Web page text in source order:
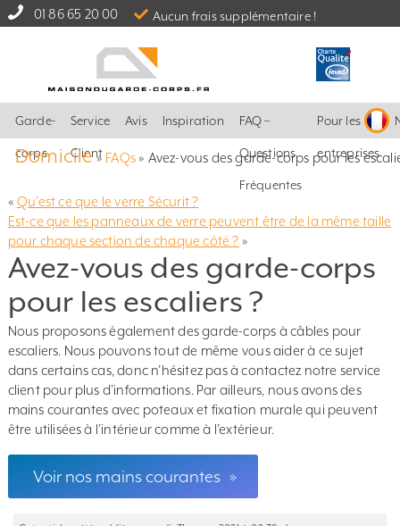
01 86 65 20 00 Aucun frais supplémentaire !
Garde-
corps
Service
Client
Avis Inspiration FAQ –
Questions
Fréquentes
Pour les
entreprises
Domicile» FAQs» Avez-vous des garde-corps pour les
« Qu’est ce que le verre Sécurit ?
Est-ce que les panneaux de verre peuvent être de la même taille
pour chaque section de chaque côté ? »
Avez-vous des garde-corps
pour les escaliers ?
Nous proposons également des garde-corps à câbles pour
escaliers. Nous pouvons tout de même vous aider à ce sujet
dans certains cas, donc n’hésitez pas à contactez notre service
client pour plus d’informations. Par ailleurs, nous avons des
mains courantes avec poteaux et fixation murale qui peuvent
être utilisées à l’intérieur comme à l’extérieur.
Voir nos mains courantes »